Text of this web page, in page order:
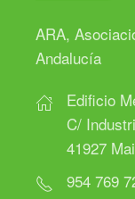
ARA,
Andalucía
Edificio
C/
41927
954 769